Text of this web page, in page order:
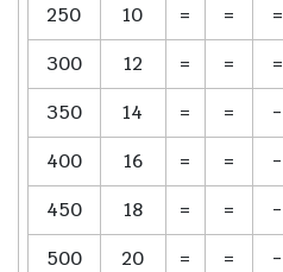
250
10 = = =
300
12 = = =
350
14 = = -
400
16 = = -
450
18 = = -
500
20 = = -